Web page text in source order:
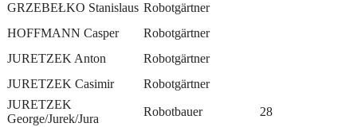
GRZEBEŁKO Stanislaus Robotgärtner
HOFFMANN Casper
Robotgärtner
JURETZEK Anton
Robotgärtner
JURETZEK Casimir
Robotgärtner
JURETZEK
George/Jurek/Jura
Robotbauer 28